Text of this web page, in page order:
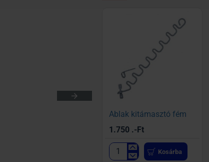
Ablak kitámasztó fém
1.750 .-Ft
Ablak
Kosárba